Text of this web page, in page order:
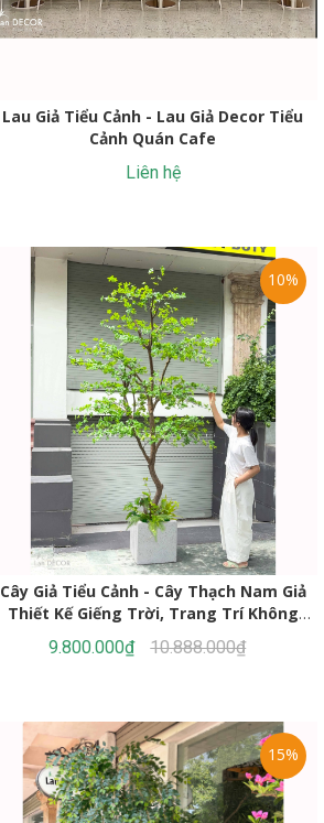
Lau Giả Tiểu Cảnh - Lau Giả Decor Tiểu
Cảnh Quán Cafe
Liên hệ
Cây Giả Tiểu Cảnh - Cây Thạch Nam Giả
Thiết Kế Giếng Trời, Trang Trí Không
Gian Lớn- CC1389
10%
9.800.000₫ 10.888.000₫
15%